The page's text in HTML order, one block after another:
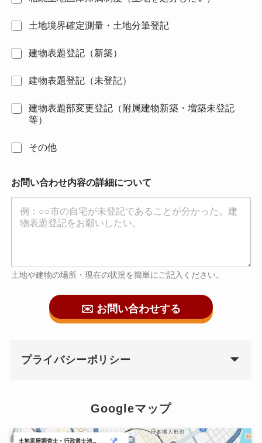
土地境界確定測量・土地分筆登記
建物表題登記（新築）
建物表題登記（未登記）
建物表題部変更登記（附属建物新築・増築未登記
等）
その他
お問い合わせ内容の詳細について
土地や建物の場所・現在の状況を簡単にご記入ください。
✉️ お問い合わせする
プライバシーポリシー
Googleマップ